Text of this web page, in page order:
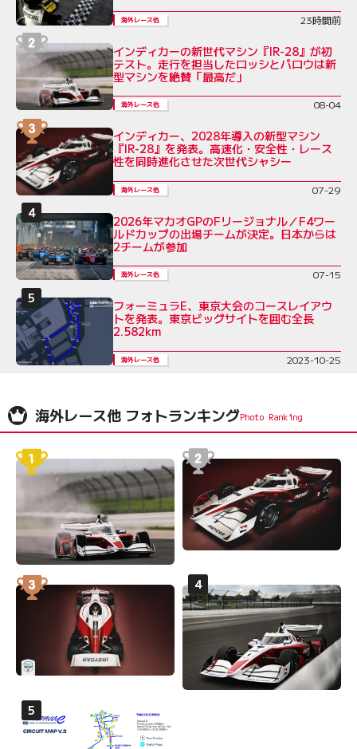
海外レース他 23時間前
インディカーの新世代マシン『IR-28』が初
テスト。走行を担当したロッシとパロウは新
型マシンを絶賛「最高だ」
海外レース他 08-04
インディカー、2028年導入の新型マシン
『IR-28』を発表。高速化・安全性・レース
性を同時進化させた次世代シャシー
海外レース他 07-29
2026年マカオGPのFリージョナル／F4ワー
ルドカップの出場チームが決定。日本からは
2チームが参加
海外レース他 07-15
フォーミュラE、東京大会のコースレイアウ
トを発表。東京ビッグサイトを囲む全長
2.582km
海外レース他 2023-10-25
海外レース他 フォトランキング